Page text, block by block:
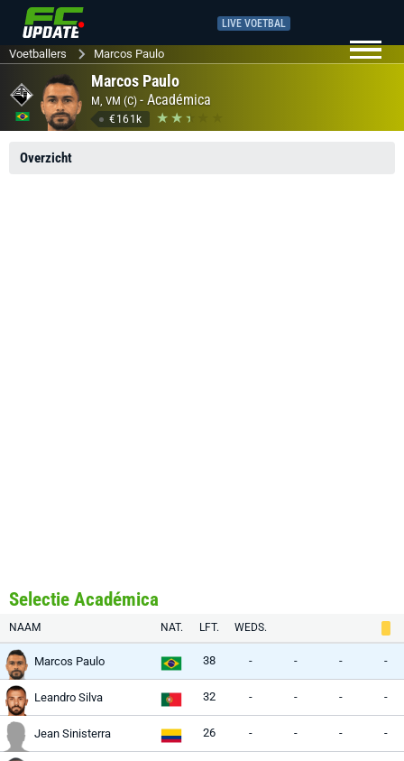
LIVE VOETBAL
Voetballers Marcos Paulo
Marcos Paulo
M, VM (C) - Académica
€161k
Overzicht
Selectie Académica
NAAM NAT. LFT. WEDS.
Marcos Paulo 38 - - - -
Leandro Silva 32 - - - -
Jean Sinisterra 26 - - - -